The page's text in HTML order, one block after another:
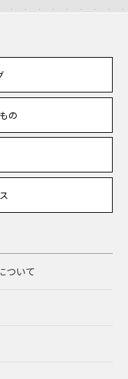
の
ついて